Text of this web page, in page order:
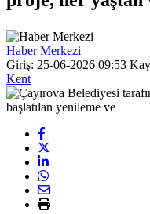
Haber Merkezi
Giriş: 25-06-2026 09:53
Kent